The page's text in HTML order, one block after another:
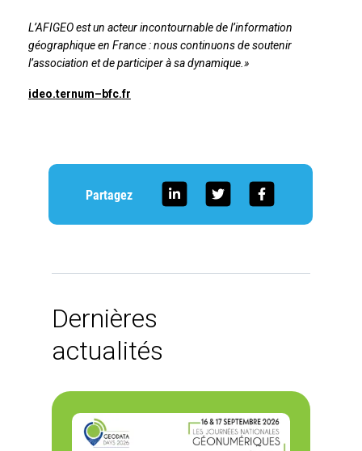
L’AFIGEO est un acteur incontournable de l’information
géographique en France : nous continuons de soutenir
l’association et de participer à sa dynamique. »
id eo.ternum– bfc.fr
Partagez
Dernières
actualités